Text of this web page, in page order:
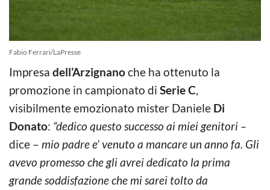
Fabio Ferrari/LaPresse
Impresa dell’Arzignanoche ha ottenuto la
promozione in campionato di Serie C,
visibilmente emozionato mister Daniele Di
Donato: “dedico questo successo ai miei genitori –
dice – mio padre e’ venuto a mancare un anno fa. Gli
avevo promesso che gli avrei dedicato la prima
grande soddisfazione che mi sarei tolto da